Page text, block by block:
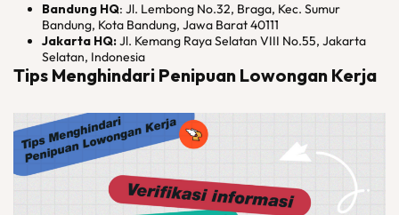
Bandung HQ: Jl. Lembong No.32, Braga, Kec. Sumur
Bandung, Kota Bandung, Jawa Barat 40111
Jakarta HQ:Jl. Kemang Raya Selatan VIII No.55, Jakarta
Selatan, Indonesia
Tips Menghindari Penipuan Lowongan Kerja